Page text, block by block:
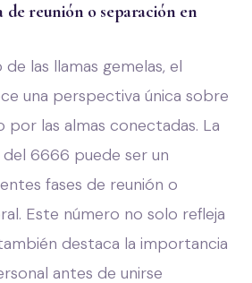
de reunión o separación en
las llamas gemelas, el
una perspectiva única sobre
las almas conectadas. La
6666 puede ser un
fases de reunión o
Este número no solo refleja
destaca la importancia
antes de unirse